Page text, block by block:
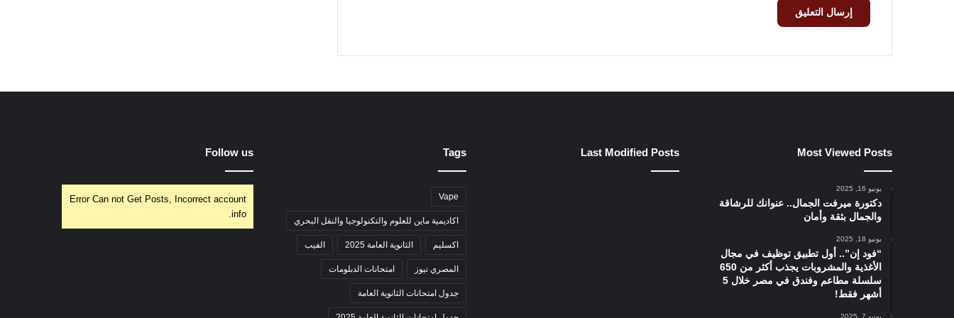
Most Viewed Posts
يونيو 16, 2025
دكتورة ميرفت الجمال.. عنوانك للرشاقة
والجمال بثقة وأمان
يونيو 18, 2025
“فود إن”.. أول تطبيق توظيف في مجال
الأغذية والمشروبات يجذب أكثر من 650
سلسلة مطاعم وفندق في مصر خلال 5
أشهر فقط!
يونيو 7, 2025
Last Modified Posts
Tags
Vape
اكاديمية ماين للعلوم والتكنولوجيا والنقل البحري
اكسليم الثانوية العامة 2025 الفيب
المصري نيوز امتحانات الدبلومات
جدول امتحانات الثانوية العامة
Follow us
Error Can not Get Posts, Incorrect account
info.